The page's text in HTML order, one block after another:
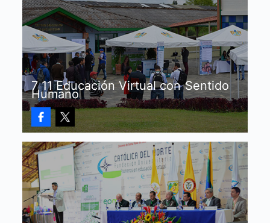
7 11 Educación Virtual con Sentido
Humano